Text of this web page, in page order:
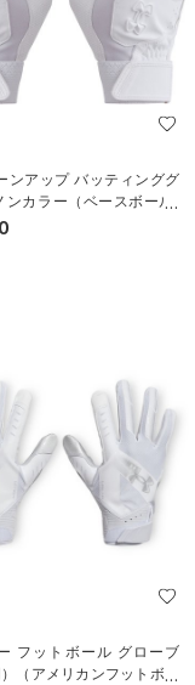
ンアップ バッティンググ
ンカラー（ベースボール/
フットボール グローブ
）（アメリカンフットボー